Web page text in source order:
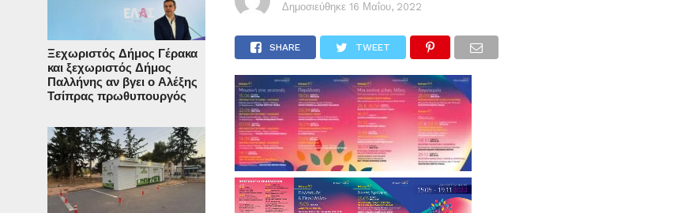
Ξεχωριστός Δήμος Γέρακα
και ξεχωριστός Δήμος
Παλλήνης αν βγει ο Αλέξης
Τσίπρας πρωθυπουργός
Δημοσιεύθηκε 16 Μαΐου, 2022
SHARE TWEET